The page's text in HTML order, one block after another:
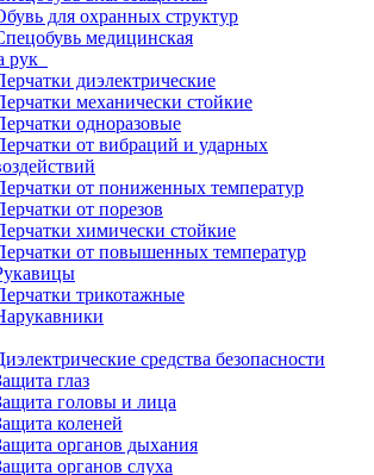
для охранных структур
медицинская
рук
диэлектрические
механически стойкие
одноразовые
от вибраций и ударных
от пониженных температур
от порезов
химически стойкие
от повышенных температур
трикотажные
средства безопасности
глаз
головы и лица
коленей
органов дыхания
органов слуха